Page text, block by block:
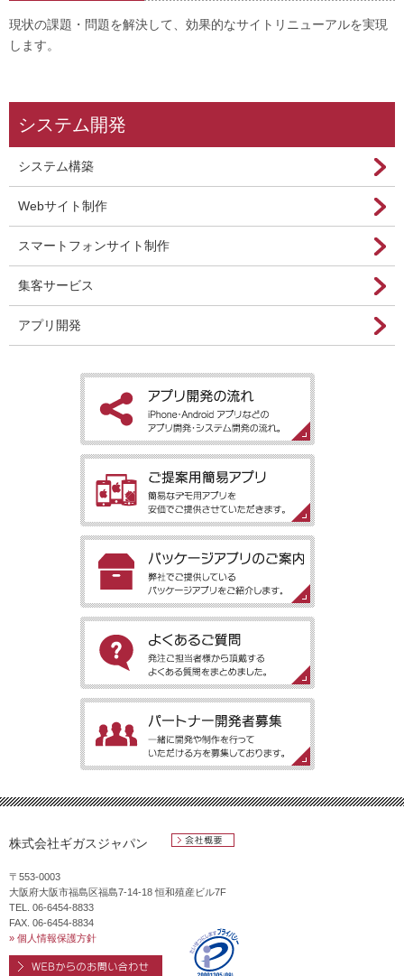
現状の課題・問題を解決して、効果的なサイトリニューアルを実現
します。
システム開発
システム構築
Webサイト制作
スマートフォンサイト制作
集客サービス
アプリ開発
［アプリ開発の流れ］iPhone・Android アプリなどのアプリ開
発・システム開発の流れ。
［ご提案用簡易アプリ］簡易なデモ用アプリを安価でご提供させ
ていただきます。
［パッケージアプリのご案内］弊社でご提供しているパッケージ
アプリをご紹介します。
［よくあるご質問］発注ご担当者様から頂戴するよくある質問を
まとめました。
方を募集しております。
株式会社ギガスジャパン
〒553-0003
大阪府大阪市福島区福島7-14-18 恒和殖産ビル7F
TEL. 06-6454-8833
FAX. 06-6454-8834
» 個人情報保護方針